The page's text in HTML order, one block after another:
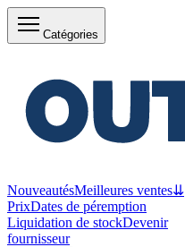
Catégories
NouveautésMeilleures ventes⇊
PrixDates de péremption
Liquidation de stockDevenir
fournisseur